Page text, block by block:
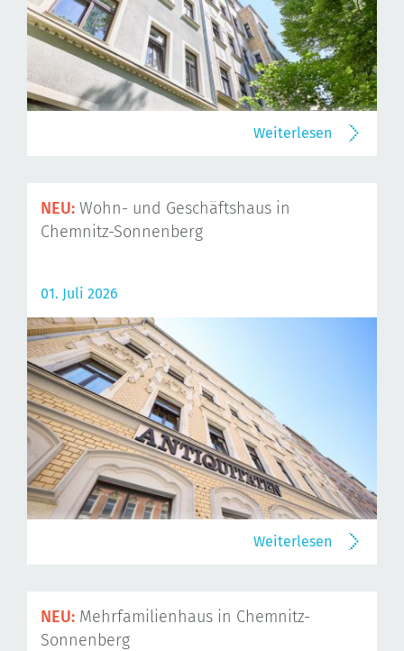
Weiterlesen
NEU: Wohn- und Geschäftshaus in
Chemnitz-Sonnenberg
01. Juli 2026
Weiterlesen
NEU: Mehrfamilienhaus in Chemnitz-
Sonnenberg